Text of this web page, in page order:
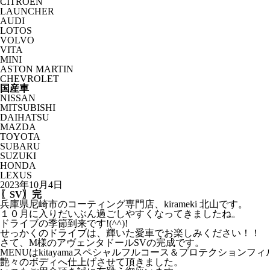
LAUNCHER
AUDI
LOTOS
VOLVO
VITA
MINI
ASTON MARTIN
CHEVROLET
国産車
NISSAN
MITSUBISHI
DAIHATSU
MAZDA
TOYOTA
SUBARU
SUZUKI
HONDA
LEXUS
2023年10月4日
〖SV〗完
兵庫県尼崎市のコーティング専門店、kirameki 北山です。
１０月に入りだいぶん過ごしやすくなってきましたね。
ドライブの季節到来です!(^^)!
せっかくのドライブは、輝いた愛車でお楽しみください！！
さて、M様のアヴェンタドールSVの完成です。
MENUはkitayamaスペシャルフルコース＆プロテクションフィ
艶々のボディへ仕上げさせて頂きました。